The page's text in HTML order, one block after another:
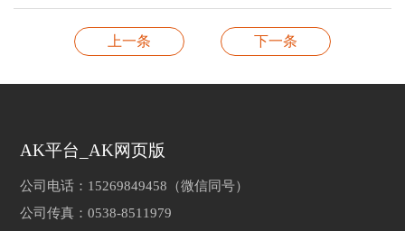
上一条 下一条
AK平台_AK网页版
公司电话：15269849458（微信同号）
公司传真：0538-8511979